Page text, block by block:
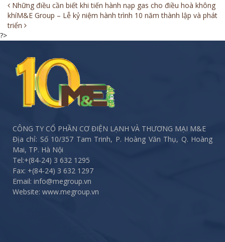
Post
navigation
Những điều cần biết khi tiến hành nạp gas cho điều hoà không
khíM&E Group – Lễ kỷ niệm hành trình 10 năm thành lập và phát
triển
?>
CÔNG TY CỔ PHẦN CƠ ĐIỆN LẠNH VÀ THƯƠNG MẠI M&E
Địa chỉ: Số 10/357 Tam Trinh, P. Hoàng Văn Thụ, Q. Hoàng
Mai, TP. Hà Nội
Tel:+(84-24) 3 632 1295
Fax: +(84-24) 3 632 1297
Email: info@megroup.vn
Website: www.megroup.vn